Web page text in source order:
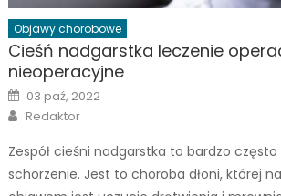
Objawy chorobowe
Cieśń nadgarstka leczenie
nieoperacyjne
Posted
on
03 paź, 2022
Author
Redaktor
Zespół cieśni nadgarstka to bardzo
schorzenie. Jest to choroba dłoni, której